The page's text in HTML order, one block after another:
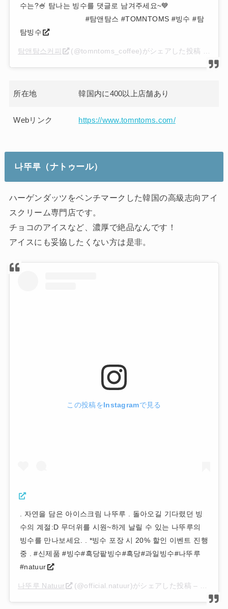
수는?🍧 탐나는 빙수를 댓글로 남겨주세요~💙
⠀⠀⠀⠀⠀⠀⠀⠀⠀⠀⠀⠀ #탐앤탐스 #TOMNTOMS #빙수 #탐
탐빙수
탐앤탐스커피 (@tomntoms_coffee)がシェアした投稿 –
所在地 韓国内に400以上店舗あり
Webリンク https://www.tomntoms.com/
나뚜루 （ナトゥール）
ハーゲンダッツをベンチマークした韓国の高級志向アイ
スクリーム専門店です。
チョコのアイスなど、濃厚で絶品なんです！
アイスにも妥協したくない方は是非。
この投稿をInstagramで見る
. 자연을 담은 아이스크림 나뚜루 . 돌아오길 기다렸던 빙
수의 계절:D 무더위를 시원~하게 날릴 수 있는 나뚜루의
빙수를 만나보세요. . *빙수 포장 시 20% 할인 이벤트 진행
중 . #신제품 #빙수#흑당팥빙수#흑당#과일빙수#나뚜루
#natuur
나뚜루 Natuur (@official.natuur)がシェアした投稿 –